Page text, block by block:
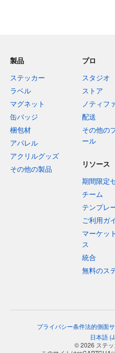
製品
ステッカー
ラベル
マグネット
缶バッジ
梱包材
アパレル
アクリルグッズ
その他の製品
プロ
スタジオ
ストア
ノティフ
配送
その他の
ール
リソース
期間限定
チーム
テンプレ
ご利用ガ
マーケッ
ス
統合
無料のス
プライバシー条件法的側面
日本語(
© 2026 ステ